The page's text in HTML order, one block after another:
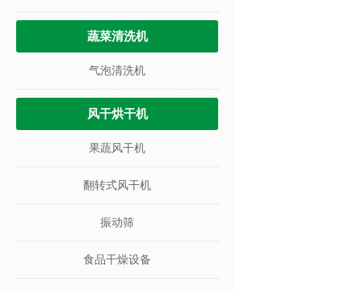
蔬菜清洗机
气泡清洗机
风干烘干机
果蔬风干机
翻转式风干机
振动筛
食品干燥设备